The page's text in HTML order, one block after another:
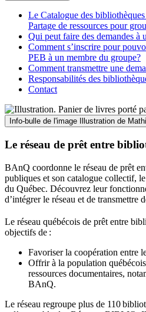
Le Catalogue des
Partage de ressources pour
Qui peut faire des demandes à
Comment s’inscrire pour
PEB à un membre du groupe?
Comment transmettre une
Responsabilités des
Contact
Info-bulle de l'image Illustration de
Le réseau de prêt entre
BAnQ coordonne le réseau de prêt
publiques et son catalogue collectif,
du Québec. Découvrez leur
d’intégrer le réseau et de transmettre
Le réseau québécois de prêt entre
objectifs de :
Favoriser la coopération entre
Offrir à la population
ressources documentaires,
BAnQ.
Le réseau regroupe plus de 110